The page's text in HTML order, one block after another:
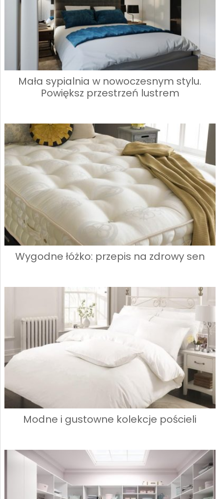
Mała sypialnia w nowoczesnym stylu.
Powiększ przestrzeń lustrem
Wygodne łóżko: przepis na zdrowy sen
Modne i gustowne kolekcje pościeli